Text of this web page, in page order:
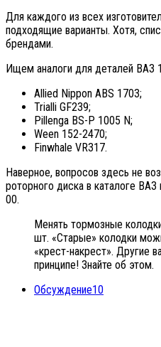
Для каждого из всех
подходящие варианты. Хотя,
брендами.
Ищем аналоги для деталей ВАЗ
Allied Nippon ABS 1703;
Trialli GF239;
Pillenga BS-P 1005 N;
Ween 152-2470;
Finwhale VR317.
Наверное, вопросов здесь не
роторного диска в каталоге
00.
Менять тормозные
шт. «Старые» колодки
«крест-накрест». Другие
принципе! Знайте об этом.
Обсуждение10